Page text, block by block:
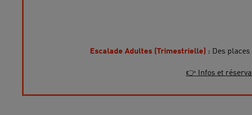
Escalade Adultes (Trimestrielle) : Des
👉 Infos et